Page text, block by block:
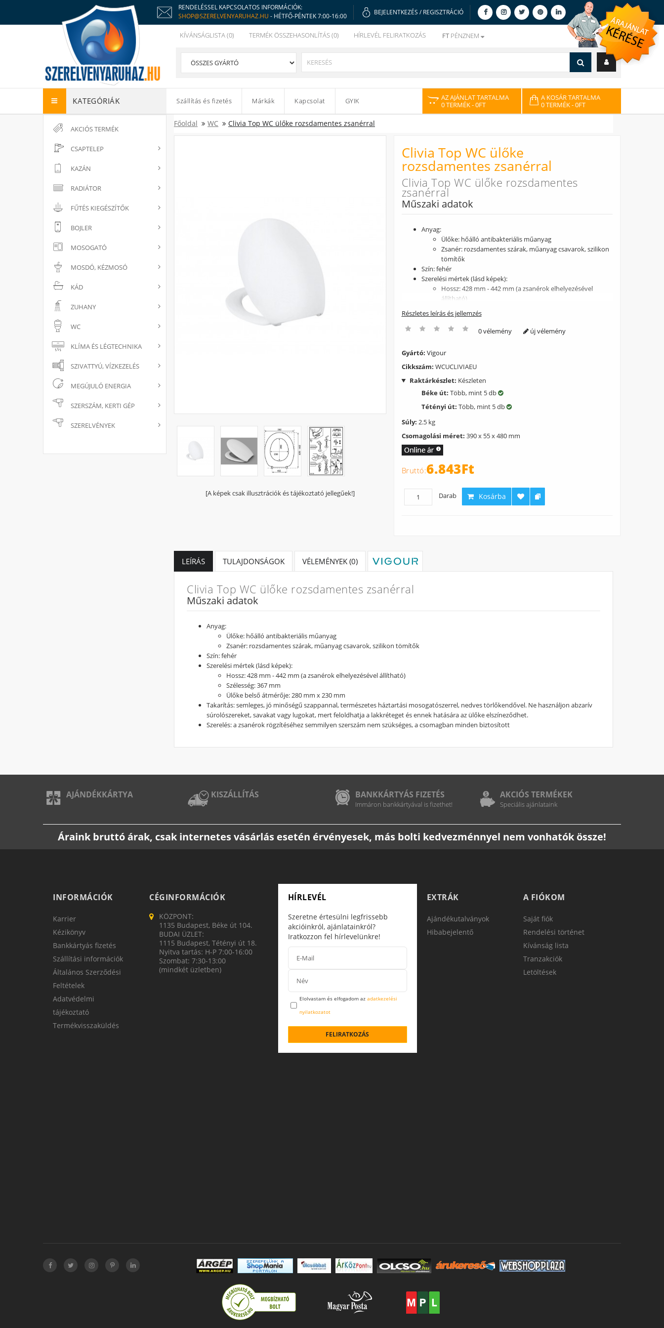
RENDELÉSSEL KAPCSOLATOS INFORMÁCIÓK:
SHOP@SZERELVENYARUHAZ.HU - HÉTFŐ-PÉNTEK 7:00-16:00
BEJELENTKEZÉS / REGISZTRÁCIÓ
KÍVÁNSÁGLISTA (0) TERMÉK ÖSSZEHASONLÍTÁS (0) HÍRLEVÉL FELIRATKOZÁS FT PÉNZNEM
KATEGÓRIÁK Szállítás és fizetés Márkák Kapcsolat GYIK
AZ AJÁNLAT TARTALMA
0 TERMÉK- 0FT
A KOSÁR TARTALMA
0 TERMÉK- 0FT
AKCIÓS TERMÉK
CSAPTELEP
KAZÁN
RADIÁTOR
FŰTÉS KIEGÉSZÍTŐK
BOJLER
MOSOGATÓ
MOSDÓ, KÉZMOSÓ
KÁD
ZUHANY
WC
KLÍMA ÉS LÉGTECHNIKA
SZIVATTYÚ, VÍZKEZELÉS
MEGÚJULÓ ENERGIA
SZERSZÁM, KERTI GÉP
SZERELVÉNYEK
Főoldal WC Clivia Top WC ülőke rozsdamentes zsanérral
[A képek csak illusztrációk és tájékoztató jellegűek!]
Clivia Top WC ülőke
rozsdamentes zsanérral
Clivia Top WC ülőke rozsdamentes
zsanérral
Műszaki adatok
Anyag:
Ülőke: hőálló antibakteriális műanyag
Zsanér: rozsdamentes szárak, műanyag csavarok, szilikon
tömítők
Szín: fehér
Szerelési mértek (lásd képek):
Hossz: 428 mm - 442 mm (a zsanérok elhelyezésével
állítható)
Ülőke belső átmérője: 280 mm x 230 mm
Takarítás: semleges, jó minőségű szappannal, természetes
háztartási mosogatószerrel, nedves törlőkendővel. Ne
feloldhatja a lakkréteget és ennek hatására az ülőke
elszíneződhet.
Szerelés: a zsanérok rögzítéséhez semmilyen szerszám nem
Részletes leírás és jellemzés
0 vélemény új vélemény
Gyártó: Vigour
Cikkszám: WCUCLIVIAEU
Raktárkészlet: Készleten
Béke út: Több, mint 5 db
Tétényi út: Több, mint 5 db
Súly: 2.5 kg
Csomagolási méret: 390 x 55 x 480 mm
6.843Ft
Darab Kosárba
LEÍRÁS TULAJDONSÁGOK VÉLEMÉNYEK (0)
Clivia Top WC ülőke rozsdamentes zsanérral
Műszaki adatok
Anyag:
Ülőke: hőálló antibakteriális műanyag
Zsanér: rozsdamentes szárak, műanyag csavarok, szilikon tömítők
Szín: fehér
Szerelési mértek (lásd képek):
Hossz: 428 mm - 442 mm (a zsanérok elhelyezésével állítható)
Szélesség: 367 mm
Ülőke belső átmérője: 280 mm x 230 mm
Takarítás: semleges, jó minőségű szappannal, természetes háztartási mosogatószerrel, nedves törlőkendővel. Ne használjon abzarív
súrolószereket, savakat vagy lugokat, mert feloldhatja a lakkréteget és ennek hatására az ülőke elszíneződhet.
Szerelés: a zsanérok rögzítéséhez semmilyen szerszám nem szükséges, a csomagban minden biztosított
AJÁNDÉKKÁRTYA KISZÁLLÍTÁS BANKKÁRTYÁS FIZETÉS
Immáron bankkártyával is fizethet!
AKCIÓS TERMÉKEK
Speciális ajánlataink
Áraink bruttó árak, csak internetes vásárlás esetén érvényesek, más bolti kedvezménnyel nem vonhatók össze!
INFORMÁCIÓK
Karrier
Kézikönyv
Bankkártyás fizetés
Szállítási információk
Általános Szerződési
Feltételek
Adatvédelmi
tájékoztató
Termékvisszaküldés
CÉGINFORMÁCIÓK
KÖZPONT:
1135 Budapest, Béke út 104.
BUDAI ÜZLET:
1115 Budapest, Tétényi út 18.
Nyitva tartás: H-P 7:00-16:00
Szombat: 7:30-13:00
(mindkét üzletben)
HÍRLEVÉL
Szeretne értesülni legfrissebb
akcióinkról, ajánlatainkról?
Iratkozzon fel hírlevelünkre!
Elolvastam és elfogadom az adatkezelési
nyilatkozatot
FELIRATKOZÁS
EXTRÁK
Ajándékutalványok
Hibabejelentő
A FIÓKOM
Saját fiók
Rendelési történet
Kívánság lista
Tranzakciók
Letöltések